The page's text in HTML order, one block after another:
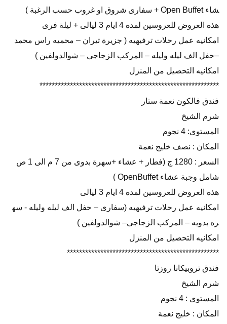
شاء Open Buffet + سفارى شروق او غروب حسب الرغبة )
هذه العروض للعروسين لمده 4 ايام 3 ليالى + ليلة فرى
امكانيه عمل رحلات ترفيهيه ( جزيرة تيران – محميه راس محمد
–حفل الف ليله وليله – المركب الزجاجى – شوالدولفين )
امكانيه التحصيل من المنزل
***********************************************************
فندق فالكون نعمة ستار
شرم الشيخ
المستوى: 4 نجوم
المكان : نصف خليج نعمة
السعر : 1280 ج (فطار + عشاء +سهرة بدوى من 7 م الى 1 ص
شامل وجبة عشاء OpenBuffet )
هذه العروض للعروسين لمده 4 ايام 3 ليالى
امكانيه عمل رحلات ترفيهيه (سفارى – حفل الف ليله وليله - سه
ره بدويه – المركب الزجاجى– شوالدولفين )
امكانيه التحصيل من المنزل
**************************************************
فندق تروبيكانا روزتا
شرم الشيخ
المستوى : 4 نجوم
المكان : خليج نعمة